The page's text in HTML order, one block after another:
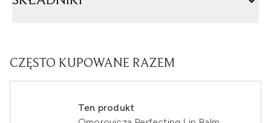
CZĘSTO KUPOWANE RAZEM
Ten produkt